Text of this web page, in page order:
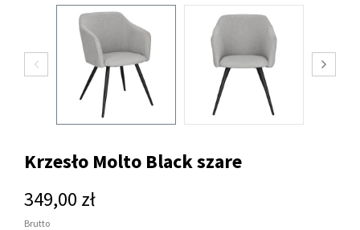
Krzesło Molto Black szare
349,00 zł
Brutto